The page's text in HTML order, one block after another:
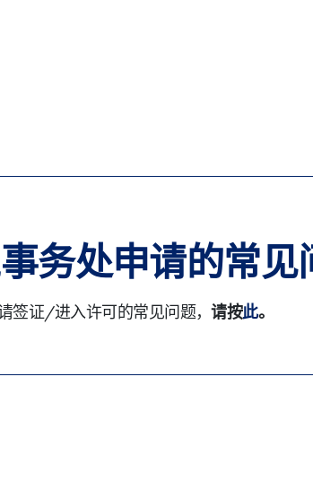
务处申请的常见
签证/进入许可的常见问题，请按此。